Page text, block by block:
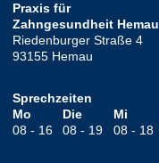
Praxis für
Zahngesundheit Hemau
Riedenburger Straße 4
93155 Hemau
Sprechzeiten
Mo
Die Mi
08 - 16
08 - 19 08 - 18